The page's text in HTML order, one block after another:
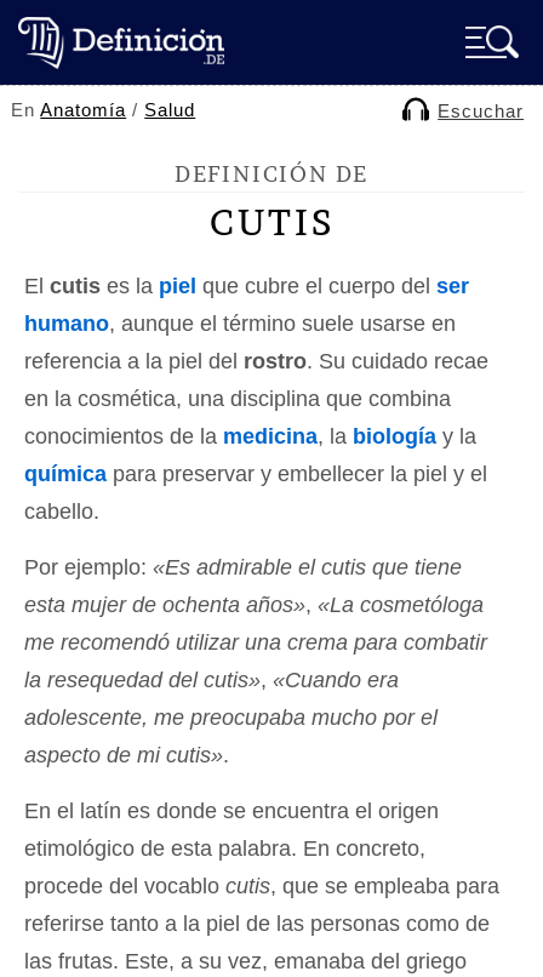
EnAnatomía / Salud Escuchar
DEFINICIÓN DE
CUTIS
El cutis es la piel que cubre el cuerpo del ser
humano, aunque el término suele usarse en
referencia a la piel del rostro. Su cuidado recae
en la cosmética, una disciplina que combina
conocimientos de la medicina, la biología y la
química para preservar y embellecer la piel y el
cabello.
Por ejemplo: «Es admirable el cutis que tiene
esta mujer de ochenta años», «La cosmetóloga
me recomendó utilizar una crema para combatir
la resequedad del cutis», «Cuando era
adolescente, me preocupaba mucho por el
aspecto de mi cutis».
En el latín es donde se encuentra el origen
etimológico de esta palabra. En concreto,
procede del vocablo cutis, que se empleaba para
referirse tanto a la piel de las personas como de
las frutas. Este, a su vez, emanaba del griego